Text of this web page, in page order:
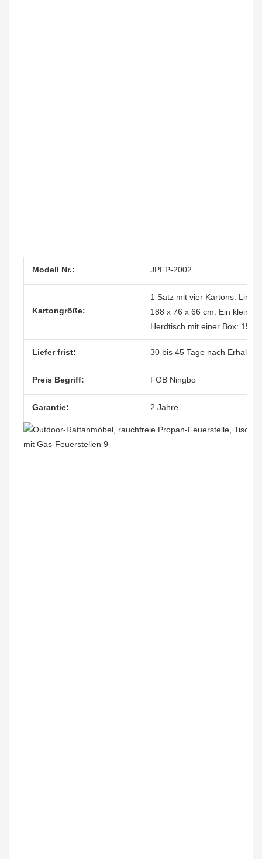
Modell Nr.: JPFP-2002
Kartongröße:
1 Satz mit vier Kartons.
188 x 76 x 66 cm. Ein
Herdtisch mit einer Box: 153
Liefer frist: 30 bis 45 Tage nach Erhalt
Preis Begriff: FOB Ningbo
Garantie: 2 Jahre